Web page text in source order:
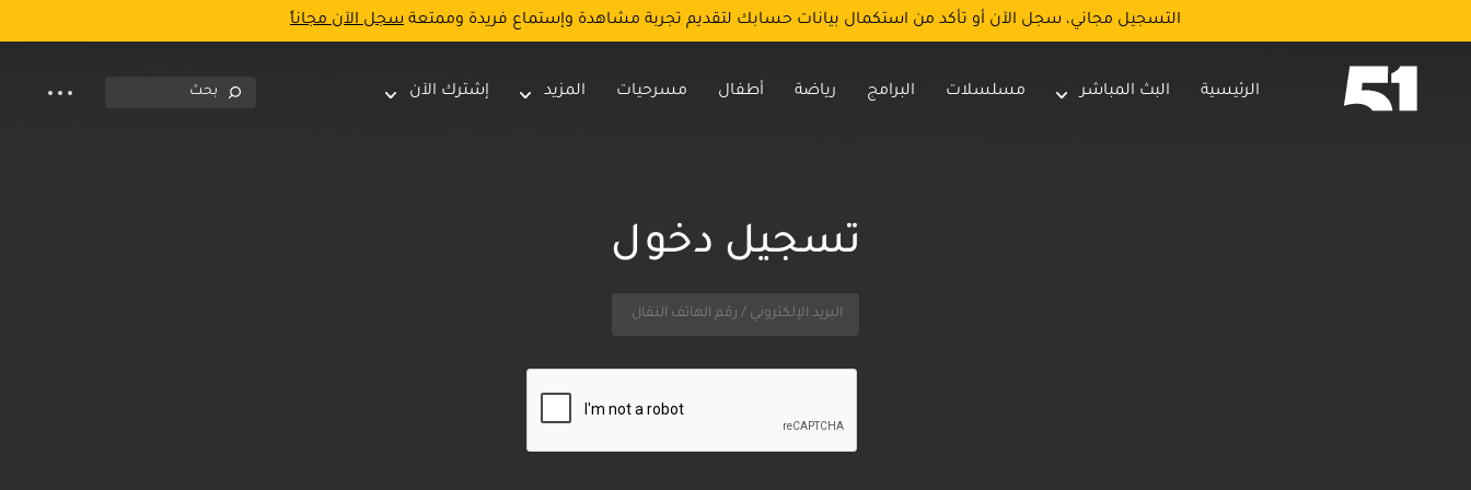
التسجيل مجاني، سجل الآن أو تأكد من استكمال بيانات حسابك لتقديم تجربة مشاهدة وإستماع فريدة وممتعة سجل الآن مجاناً
الرئيسية البث المباشر مسلسلات البرامج رياضة أطفال مسرحيات المزيد إشترك الآن
تسجيل دخول